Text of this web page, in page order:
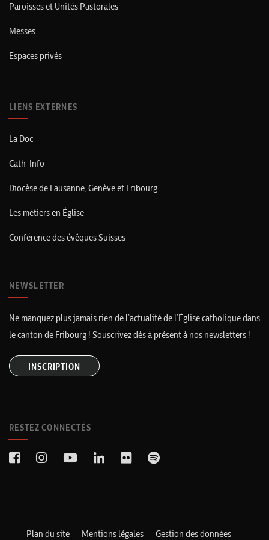
Paroisses et Unités Pastorales
Messes
Espaces privés
LIENS EXTERNES
La Doc
Cath-Info
Diocèse de Lausanne, Genève et Fribourg
Les métiers en Église
Conférence des évêques Suisses
NEWSLETTER
Ne manquez plus jamais rien de l’actualité de l’Église catholique dans
le canton de Fribourg ! Souscrivez dès à présent à nos newsletters !
INSCRIPTION
RESTEZ CONNECTÉS
Plan du site Mentions légales Gestion des données